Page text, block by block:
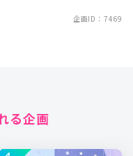
企画ID：7469
る企画